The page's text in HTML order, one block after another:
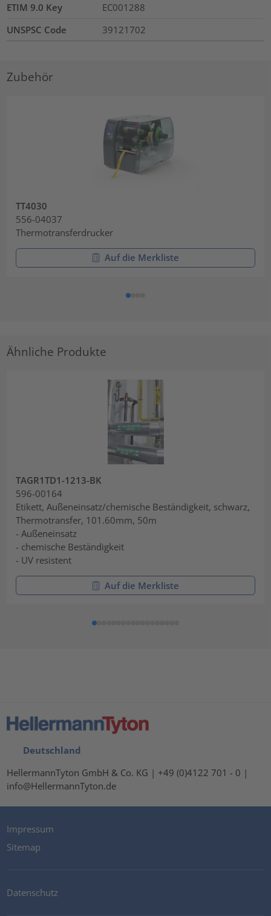
ETIM 9.0 Key
EC001288
UNSPSC Code
39121702
Zubehör
TT4030
556-04037
Thermotransferdrucker
Auf die Merkliste
Ähnliche Produkte
TAGR1TD1-1213-BK
596-00164
Etikett, Außeneinsatz/chemische Beständigkeit, schwarz,
Thermotransfer, 101.60mm, 50m
- Außeneinsatz
- chemische Beständigkeit
- UV resistent
Auf die Merkliste
Deutschland
HellermannTyton GmbH & Co. KG | +49 (0)4122 701 - 0 |
info@HellermannTyton.de
Impressum
Sitemap
Datenschutz